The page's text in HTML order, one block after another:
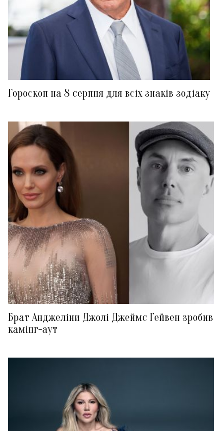
Гороскоп на 8 серпня для всіх знаків зодіаку
Брат Анджеліни Джолі Джеймс Гейвен зробив
камінг-аут